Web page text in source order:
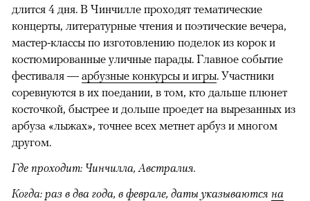
длится 4 дня. В Чинчилле проходят тематические
концерты, литературные чтения и поэтические вечера,
мастер-классы по изготовлению поделок из корок и
костюмированные уличные парады. Главное событие
фестиваля — арбузные конкурсы и игры. Участники
соревнуются в их поедании, в том, кто дальше плюнет
косточкой, быстрее и дольше проедет на вырезанных из
арбуза «лыжах», точнее всех метнет арбуз и многом
другом.
Где проходит: Чинчилла, Австралия.
Когда: раз в два года, в феврале, даты указываются на